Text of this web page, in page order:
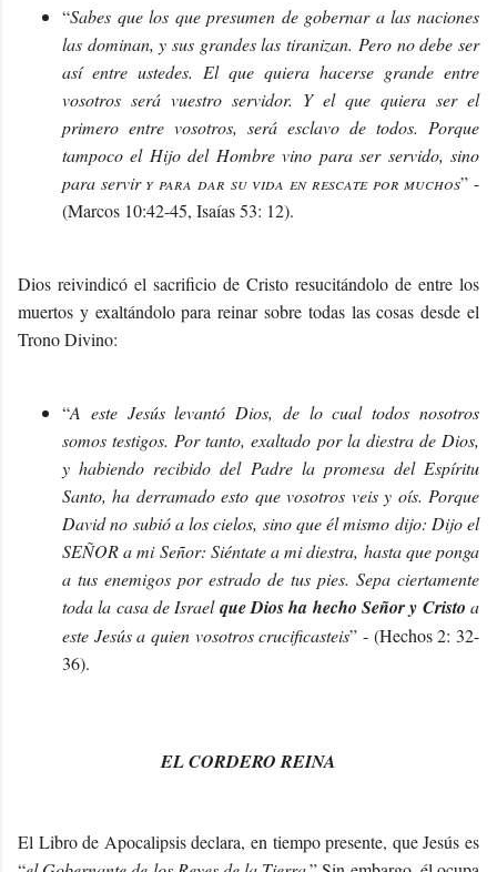
“Sabes que los que presumen de gobernar a las naciones
las dominan, y sus grandes las tiranizan. Pero no debe ser
así entre ustedes. El que quiera hacerse grande entre
vosotros será vuestro servidor. Y el que quiera ser el
primero entre vosotros, será esclavo de todos. Porque
tampoco el Hijo del Hombre vino para ser servido, sino
para serviry para dar su vida en rescate por muchos” -
(Marcos 10:42-45, Isaías 53: 12).
Dios reivindicó el sacrificio de Cristo resucitándolo de entre los
muertos y exaltándolo para reinar sobre todas las cosas desde el
Trono Divino:
“A este Jesús levantó Dios, de lo cual todos nosotros
somos testigos. Por tanto, exaltado por la diestra de Dios,
y habiendo recibido del Padre la promesa del Espíritu
Santo, ha derramado esto que vosotros veis y oís. Porque
David no subió a los cielos, sino que él mismo dijo: Dijo el
SEÑOR a mi Señor: Siéntate a mi diestra, hasta que ponga
a tus enemigos por estrado de tus pies. Sepa ciertamente
toda la casa de Israelque Dios ha hecho Señor y Cristo a
este Jesús a quien vosotros crucificasteis” - (Hechos 2: 32-
36).
EL CORDERO REINA
El Libro de Apocalipsis declara, en tiempo presente, que Jesús es